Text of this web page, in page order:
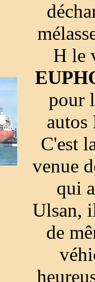
H le
pour
autos
C'est
venue
qui
Ulsan,
de